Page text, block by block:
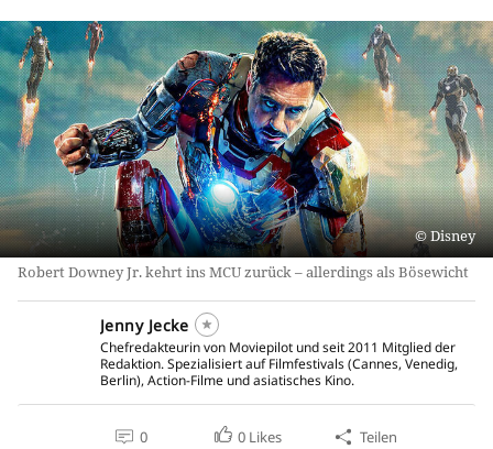
Disney
Robert Downey Jr. kehrt ins MCU zurück – allerdings als Bösewicht
Jenny Jecke
Chefredakteurin von Moviepilot und seit 2011 Mitglied der
Redaktion. Spezialisiert auf Filmfestivals (Cannes, Venedig,
Berlin), Action-Filme und asiatisches Kino.
0 0 Likes Teilen